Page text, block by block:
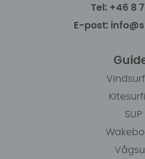
Tel: +46 8
E-post:
SUP